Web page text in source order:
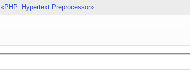
«PHP: Hypertext Preprocessor»